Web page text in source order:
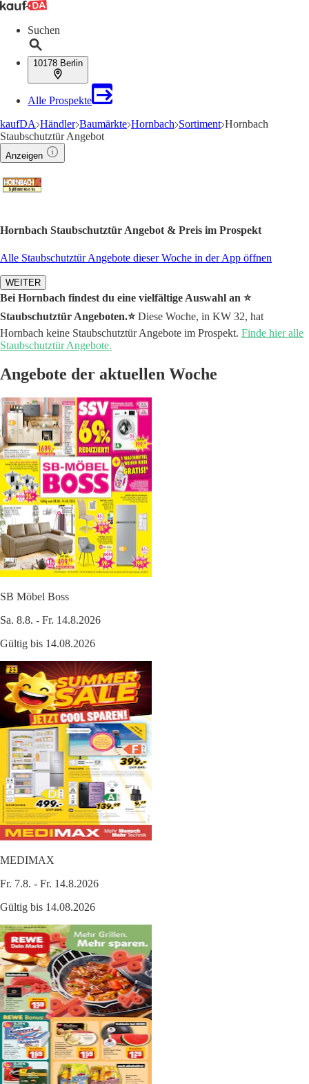
Suchen
10178 Berlin
Alle Prospekte
kaufDA Händler Baumärkte Hornbach Sortiment Hornbach
Staubschutztür Angebot
Anzeigen
Hornbach Staubschutztür Angebot & Preis im Prospekt
Alle Staubschutztür Angebote dieser Woche in der App öffnen
WEITER
Bei Hornbach findest du eine vielfältige Auswahl an ⭐️
Staubschutztür Angeboten.⭐️Diese Woche, in KW 32, hat
Hornbach keine Staubschutztür Angebote im Prospekt. Finde hier alle
Staubschutztür Angebote.
Angebote der aktuellen Woche
SB Möbel Boss
Sa. 8.8. - Fr. 14.8.2026
Gültig bis 14.08.2026
MEDIMAX
Fr. 7.8. - Fr. 14.8.2026
Gültig bis 14.08.2026